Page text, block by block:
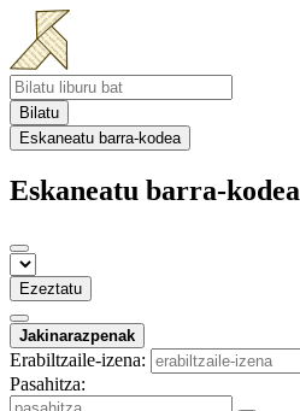
Bilatu
Eskaneatu barra-kodea
Eskaneatu barra-kodea
Ezeztatu
Jakinarazpenak
Erabiltzaile-izena:
Pasahitza: